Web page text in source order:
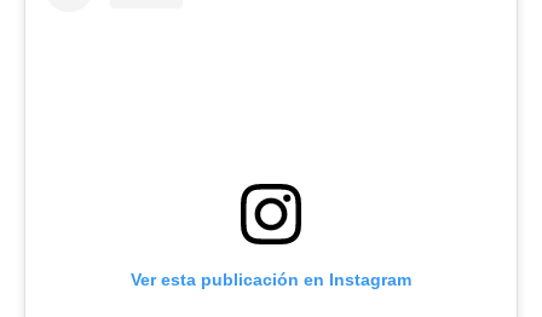
Ver esta publicación en Instagram